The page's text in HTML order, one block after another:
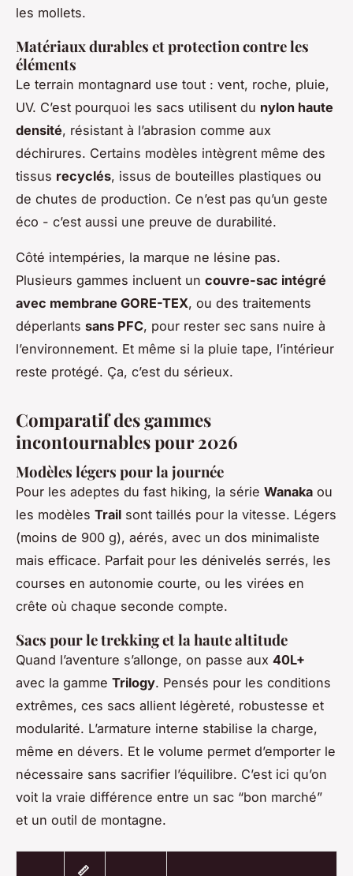
les mollets.
Matériaux durables et protection contre les
éléments
Le terrain montagnard use tout : vent, roche, pluie,
UV. C’est pourquoi les sacs utilisent du nylon haute
densité, résistant à l’abrasion comme aux
déchirures. Certains modèles intègrent même des
tissus recyclés, issus de bouteilles plastiques ou
de chutes de production. Ce n’est pas qu’un geste
éco - c’est aussi une preuve de durabilité.
Côté intempéries, la marque ne lésine pas.
Plusieurs gammes incluent un couvre-sac intégré
avec membrane GORE-TEX, ou des traitements
déperlants sans PFC, pour rester sec sans nuire à
l’environnement. Et même si la pluie tape, l’intérieur
reste protégé. Ça, c’est du sérieux.
Comparatif des gammes
incontournables pour 2026
Modèles légers pour la journée
Pour les adeptes du fast hiking, la série Wanaka ou
les modèles Trail sont taillés pour la vitesse. Légers
(moins de 900 g), aérés, avec un dos minimaliste
mais efficace. Parfait pour les dénivelés serrés, les
courses en autonomie courte, ou les virées en
crête où chaque seconde compte.
Sacs pour le trekking et la haute altitude
Quand l’aventure s’allonge, on passe aux 40L+
avec la gamme Trilogy. Pensés pour les conditions
extrêmes, ces sacs allient légèreté, robustesse et
modularité. L’armature interne stabilise la charge,
même en dévers. Et le volume permet d’emporter le
nécessaire sans sacrifier l’équilibre. C’est ici qu’on
voit la vraie différence entre un sac “bon marché”
et un outil de montagne.
📏